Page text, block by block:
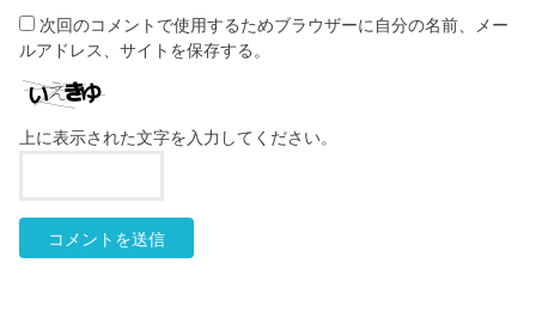
次回のコメントで使用するためブラウザーに自分の名前、メー
ルアドレス、サイトを保存する。
上に表示された文字を入力してください。